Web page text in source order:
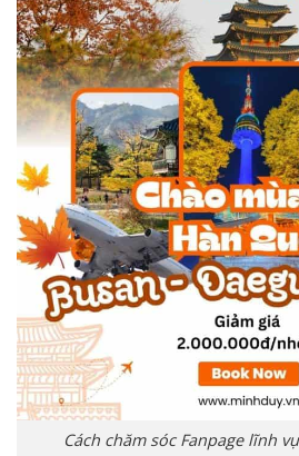
Cách chăm sóc Fanpage lĩnh